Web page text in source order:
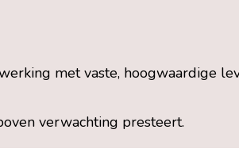
met vaste, hoogwaardige
verwachting presteert.